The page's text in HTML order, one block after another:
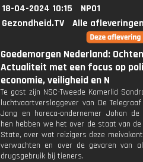
18-04-2024 10:15
NPO1
Gezondheid.TV
Alle
Goedemorgen Nederland:
Actualiteit met een focus op
economie, veiligheid en N
Te gast zijn NSC-Tweede Kamerlid
luchtvaartverslaggever van De
Jong en horeca-ondernemer Johan
hen hebben we het over de staat van de
State, over wat reizigers deze
verwachten en over de gevaren van
drugsgebruik bij tieners.